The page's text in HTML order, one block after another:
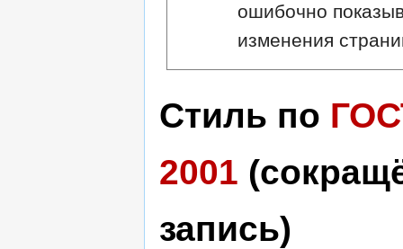
ошибочно
изменения
Стиль по
2001
запись)